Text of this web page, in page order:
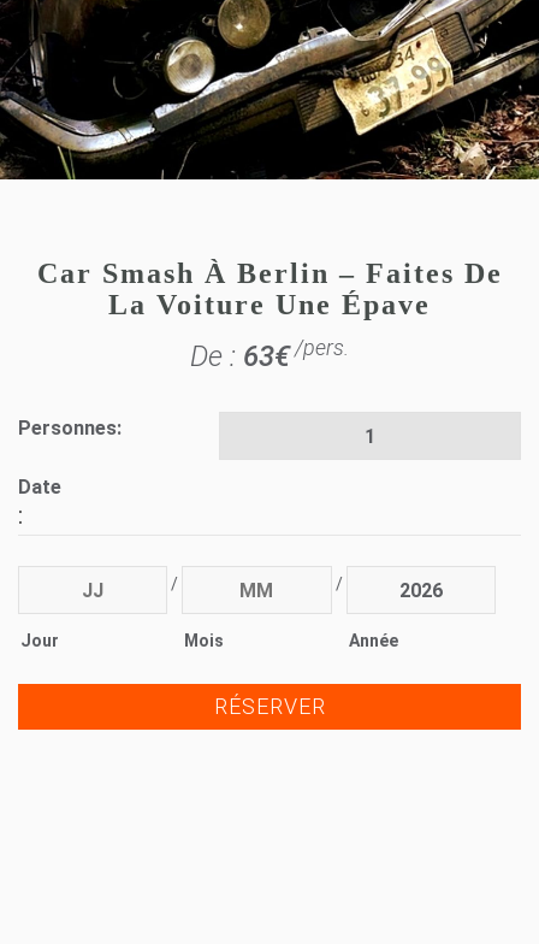
Car Smash À Berlin – Faites De
La Voiture Une Épave
De : 63€/pers.
Personnes:
Date
:
Jour
/
Mois
/
Année
RÉSERVER